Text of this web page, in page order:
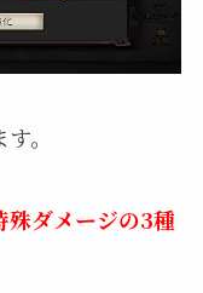
。
殊ダメージの3種